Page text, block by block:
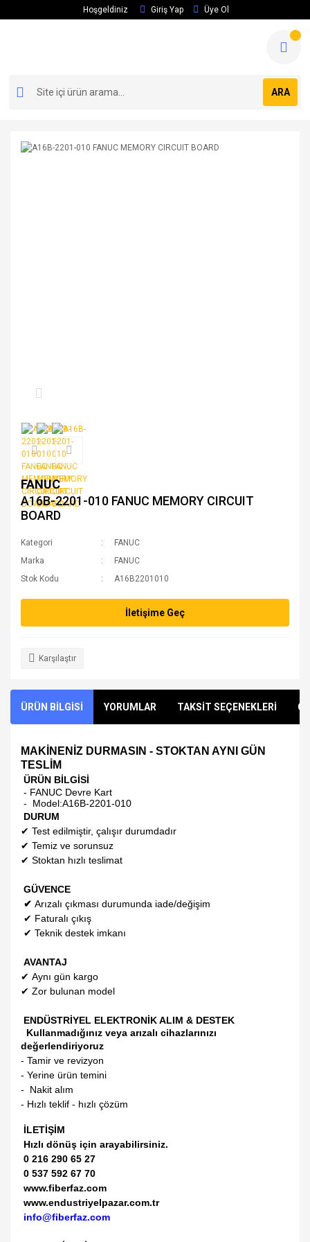
Hoşgeldiniz Giriş Yap Üye Ol
ARA
FANUC
A16B-2201-010 FANUC MEMORY CIRCUIT
BOARD
Kategori
FANUC
Marka
FANUC
Stok Kodu
A16B2201010
İletişime Geç
Karşılaştır
ÜRÜN BİLGİSİ YORUMLAR TAKSİT SEÇENEKLERİ
MAKİNENİZ DURMASIN - STOKTAN AYNI GÜN
TESLİM
ÜRÜN BİLGİSİ
- FANUC Devre Kart
- Model:A16B-2201-010
DURUM
✔ Test edilmiştir, çalışır durumdadır
✔ Temiz ve sorunsuz
✔ Stoktan hızlı teslimat
GÜVENCE
✔ Arızalı çıkması durumunda iade/değişim
✔ Faturalı çıkış
✔ Teknik destek imkanı
AVANTAJ
✔ Aynı gün kargo
✔ Zor bulunan model
ENDÜSTRİYEL ELEKTRONİK ALIM & DESTEK
Kullanmadığınız veya arızalı cihazlarınızı
değerlendiriyoruz
- Tamir ve revizyon
- Yerine ürün temini
- Nakit alım
- Hızlı teklif - hızlı çözüm
İLETİŞİM
Hızlı dönüş için arayabilirsiniz.
0 216 290 65 27
0 537 592 67 70
www.fiberfaz.com
www.endustriyelpazar.com.tr
info@fiberfaz.com